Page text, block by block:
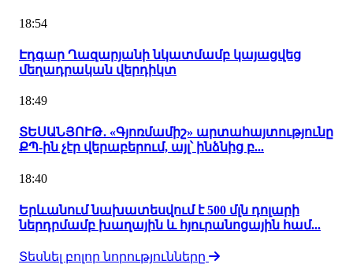
18:54
Էդգար Ղազարյանի նկատմամբ կայացվեց
մեղադրական վերդիկտ
18:49
ՏԵՍԱՆՅՈՒԹ․ «Գյոռմամիշ» արտահայտությունը
ՔՊ-ին չէր վերաբերում, այլ՝ ինձնից բ...
18:40
Երևանում նախատեսվում է 500 մլն դոլարի
ներդրմամբ խաղային և հյուրանոցային համ...
Տեսնել բոլոր նորությունները